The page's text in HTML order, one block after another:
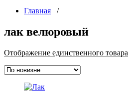
Главная /
лак велюровый
Отображение единственного товара